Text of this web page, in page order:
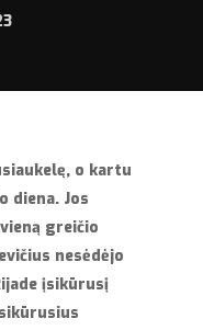
o kartu
diena. Jos
greičio
nesėdėjo
įsikūrusį